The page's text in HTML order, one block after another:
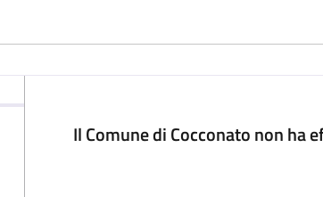
Il Comune di Cocconato non